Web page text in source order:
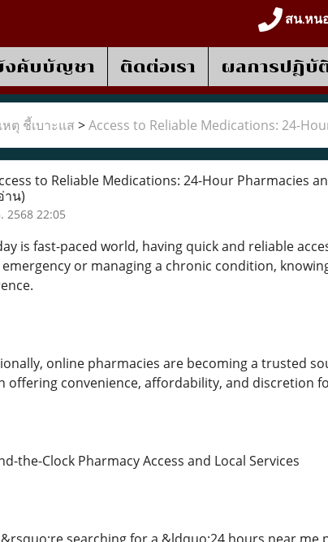
สน.หน
งคับบัญชา ติดต่อเรา ผลการปฎิบั
หตุ ชี้เบาะแส >Access to Reliable Medications: 24-
to Reliable Medications: 24-Hour Pharmacies
าน)
2568 22:05
is fast-paced world, having quick and reliable
or managing a chronic condition,
online pharmacies are becoming a trusted
offering convenience, affordability, and discretion
the-Clock Pharmacy Access and Local Services